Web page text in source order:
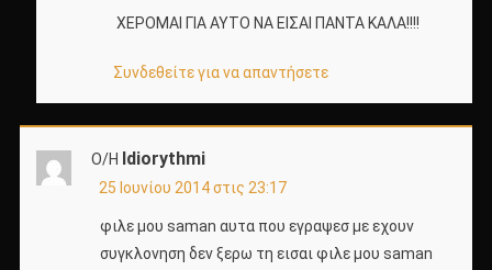
ΧΕΡΟΜΑΙ ΓΙΑ ΑΥΤΟ ΝΑ ΕΙΣΑΙ ΠΑΝΤΑ ΚΑΛΑ!!!!
Συνδεθείτε για να απαντήσετε
Ο/Η Idiorythmi
25 Ιουνίου 2014 στις 23:17
φιλε μου saman αυτα που εγραψεσ με εχουν
συγκλονηση δεν ξερω τη εισαι φιλε μου saman